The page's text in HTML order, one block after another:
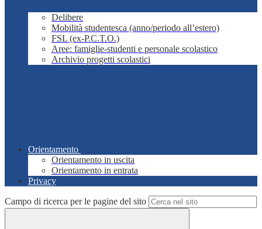
Delibere
Mobilità studentesca (anno/periodo all’estero)
FSL (ex-P.C.T.O.)
Aree: famiglie-studenti e personale scolastico
Archivio progetti scolastici
Orientamento
Orientamento in uscita
Orientamento in entrata
Privacy
Campo di ricerca per le pagine del sito